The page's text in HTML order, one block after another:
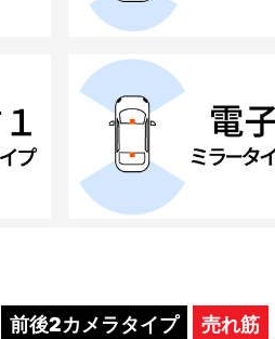
前後2カメラタイプ 売れ筋